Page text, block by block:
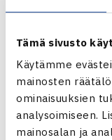
Tämä sivusto
Käytämme
mainosten
ominaisuuksien
analysoimiseen.
mainosalan ja